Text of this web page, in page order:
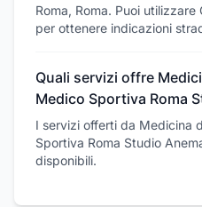
Roma, Roma. Puoi
per ottenere indicazioni
Quali servizi offre
Medico Sportiva Roma
I servizi offerti da Medicina
Sportiva Roma Studio
disponibili.